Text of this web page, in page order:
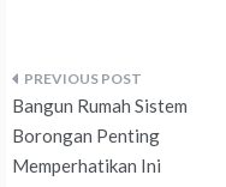
Post
navigation
Bangun Rumah Sistem
Borongan Penting
Memperhatikan Ini